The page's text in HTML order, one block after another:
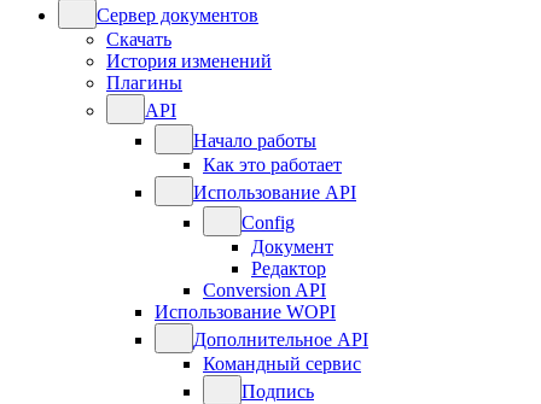
Сервер документов
Скачать
История изменений
Плагины
API
Начало работы
Как это работает
Использование API
Config
Документ
Редактор
Conversion API
Использование WOPI
Дополнительное API
Командный сервис
Подпись